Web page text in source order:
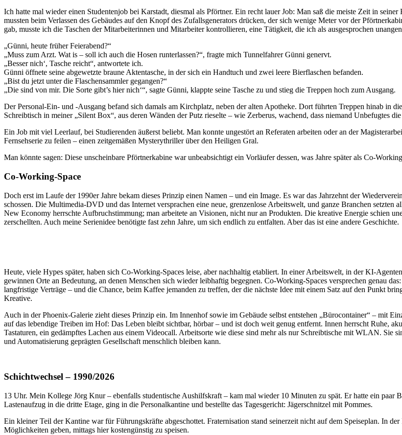
Ich hatte mal wieder einen Studentenjob bei Karstadt, diesmal als Pförtner. Ein recht lauer Job: Man saß die meiste Zeit in
mussten beim Verlassen des Gebäudes auf den Knopf des Zufallsgenerators drücken, der sich wenige Meter vor der
gab, musste ich die Taschen der Mitarbeiterinnen und Mitarbeiter kontrollieren, eine Tätigkeit, die ich als ausgesprochen
„Günni, heute früher Feierabend?“
„Muss zum Arzt. Wat is – soll ich auch die Hosen runterlassen?“, fragte mich Tunnelfahrer Günni genervt.
„Besser nich‘, Tasche reicht“, antwortete ich.
Günni öffnete seine abgewetzte braune Aktentasche, in der sich ein Handtuch und zwei leere Bierflaschen befanden.
„Bist du jetzt unter die Flaschensammler gegangen?“
„Die sind von mir. Die Sorte gibt’s hier nich‘“, sagte Günni, klappte seine Tasche zu und stieg die Treppen hoch zum Ausgang.
Der Personal-Ein- und -Ausgang befand sich damals am Kirchplatz, neben der alten Apotheke. Dort führten Treppen hinab in
Schreibtisch in meiner „Silent Box“, aus deren Wänden der Putz rieselte – wie Zerberus, wachend, dass niemand Unbefugtes
Ein Job mit viel Leerlauf, bei Studierenden äußerst beliebt. Man konnte ungestört an Referaten arbeiten oder an der
Fernsehserie zu feilen – einen zeitgemäßen Mysterythriller über den Heiligen Gral.
Man könnte sagen: Diese unscheinbare Pförtnerkabine war unbeabsichtigt ein Vorläufer dessen, was Jahre später als Co-
Co-Working-Space
Doch erst im Laufe der 1990er Jahre bekam dieses Prinzip einen Namen – und ein Image. Es war das Jahrzehnt der
schossen. Die Multimedia-DVD und das Internet versprachen eine neue, grenzenlose Arbeitswelt, und ganze Branchen
New Economy herrschte Aufbruchstimmung; man arbeitete an Visionen, nicht nur an Produkten. Die kreative Energie schien
zerschellten. Auch meine Serienidee benötigte fast zehn Jahre, um sich endlich zu entfalten. Aber das ist eine andere Geschichte.
Heute, viele Hypes später, haben sich Co-Working-Spaces leise, aber nachhaltig etabliert. In einer Arbeitswelt, in der KI-
gewinnen Orte an Bedeutung, an denen Menschen sich wieder leibhaftig begegnen. Co-Working-Spaces versprechen genau
langfristige Verträge – und die Chance, beim Kaffee jemanden zu treffen, der die nächste Idee mit einem Satz auf den Punkt
Kreative.
Auch in der Phoenix-Galerie zieht dieses Prinzip ein. Im Innenhof sowie im Gebäude selbst entstehen „Bürocontainer“ – mit
auf das lebendige Treiben im Hof: Das Leben bleibt sichtbar, hörbar – und ist doch weit genug entfernt. Innen herrscht Ruhe,
Tastaturen, ein gedämpftes Lachen aus einem Videocall. Arbeitsorte wie diese sind mehr als nur Schreibtische mit WLAN.
und Automatisierung geprägten Gesellschaft menschlich bleiben kann.
Schichtwechsel – 1990/2026
13 Uhr. Mein Kollege Jörg Knur – ebenfalls studentische Aushilfskraft – kam mal wieder 10 Minuten zu spät. Er hatte ein paar
Lastenaufzug in die dritte Etage, ging in die Personalkantine und bestellte das Tagesgericht: Jägerschnitzel mit Pommes.
Ein kleiner Teil der Kantine war für Führungskräfte abgeschottet. Fraternisation stand seinerzeit nicht auf dem Speiseplan. In
Möglichkeiten geben, mittags hier kostengünstig zu speisen.